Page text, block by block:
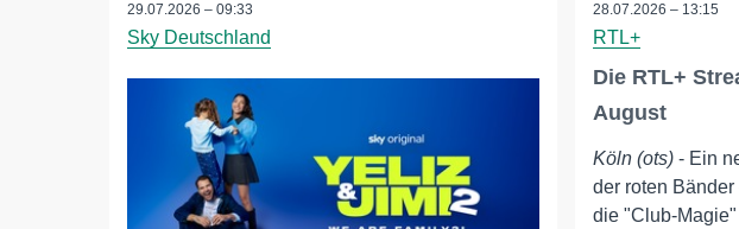
29.07.2026 – 09:33
Sky Deutschland
28.07.2026 – 13:15
RTL+
Die RTL+
August
Köln (ots)- Ein
der roten
die "Club-